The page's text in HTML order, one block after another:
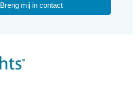
Breng mij in contact